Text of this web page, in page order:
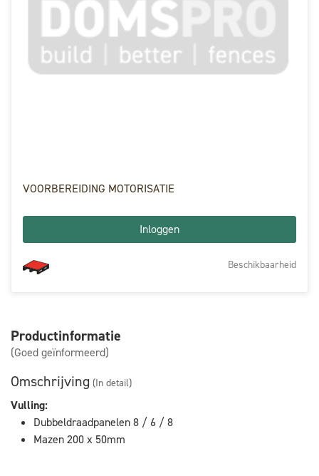
VOORBEREIDING MOTORISATIE
Inloggen
Beschikbaarheid
Productinformatie
(Goed geïnformeerd)
Omschrijving (In detail)
Vulling:
Dubbeldraadpanelen 8 / 6 / 8
Mazen 200 x 50mm